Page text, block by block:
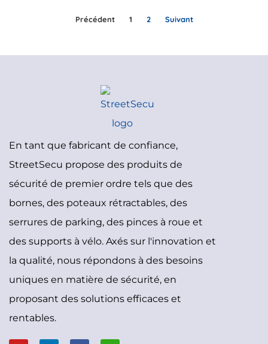
Précédent 1 2 Suivant
En tant que fabricant de confiance,
StreetSecu propose des produits de
sécurité de premier ordre tels que des
bornes, des poteaux rétractables, des
serrures de parking, des pinces à roue et
des supports à vélo. Axés sur l'innovation et
la qualité, nous répondons à des besoins
uniques en matière de sécurité, en
proposant des solutions efficaces et
rentables.